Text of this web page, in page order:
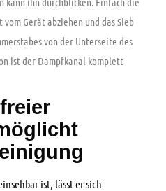
Gerät abziehen und das Sieb
von der Unterseite des
ist der Dampfkanal komplett
ist, lässt er sich